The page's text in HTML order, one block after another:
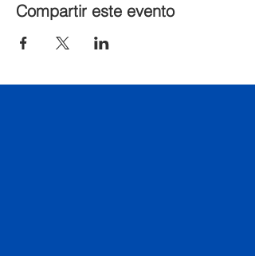
Compartir este evento